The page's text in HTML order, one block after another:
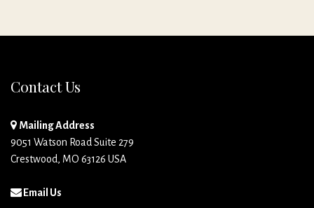
Contact Us
Mailing Address
9051 Watson Road Suite 279
Crestwood, MO 63126 USA
Email Us